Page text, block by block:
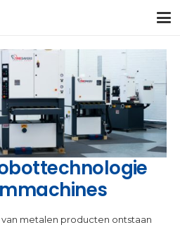
metalen producten ontstaan